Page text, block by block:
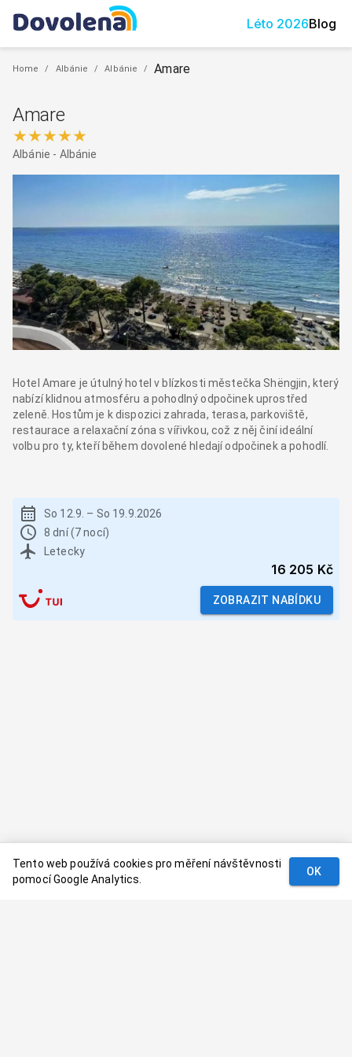
Léto 2026Blog
Home / Albánie / Albánie / Amare
Amare
★★★★★
Albánie - Albánie
Hotel Amare je útulný hotel v blízkosti městečka Shëngjin, který
nabízí klidnou atmosféru a pohodlný odpočinek uprostřed
zeleně. Hostům je k dispozici zahrada, terasa, parkoviště,
restaurace a relaxační zóna s vířivkou, což z něj činí ideální
volbu pro ty, kteří během dovolené hledají odpočinek a pohodlí.
So 12.9. – So 19.9.2026
8 dní (7 nocí)
Letecky
16 205 Kč
ZOBRAZIT NABÍDKU
Tento web používá cookies pro měření návštěvnosti
pomocí Google Analytics.
OK